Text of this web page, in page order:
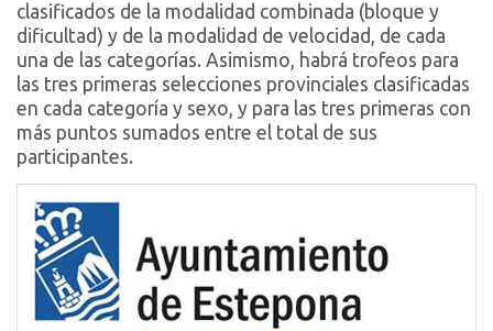
clasificados de la modalidad combinada (bloque y
dificultad) y de la modalidad de velocidad, de cada
una de las categorías. Asimismo, habrá trofeos para
las tres primeras selecciones provinciales clasificadas
en cada categoría y sexo, y para las tres primeras con
más puntos sumados entre el total de sus
participantes.